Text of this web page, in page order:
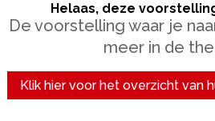
Helaas, deze
De voorstelling waar je
meer in de
Klik hier voor het overzicht van